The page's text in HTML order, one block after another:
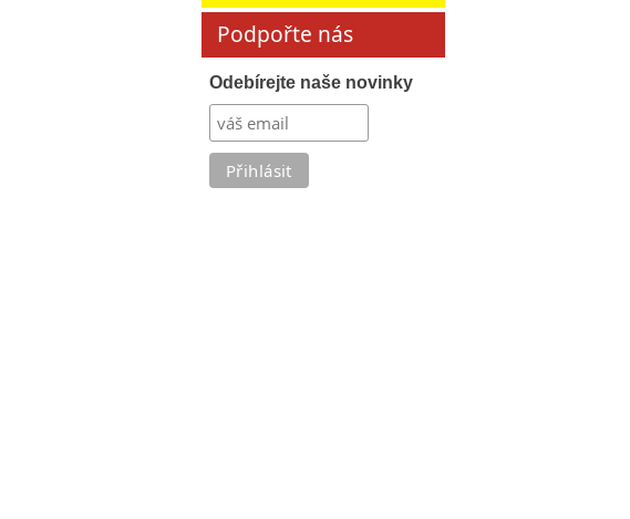
Podpořte nás
Odebírejte naše novinky